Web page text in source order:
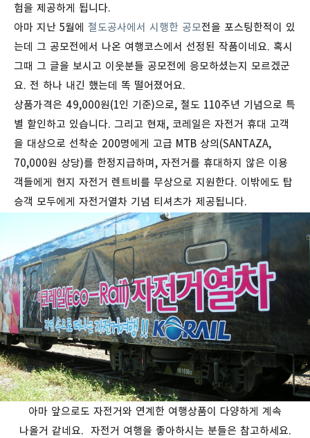
험을 제공하게 됩니다.
아마 지난 5월에 철도공사에서 시행한 공모전을 포스팅한적이 있
는데 그 공모전에서 나온 여행코스에서 선정된 작품이네요. 혹시
그때 그 글을 보시고 이웃분들 공모전에 응모하셨는지 모르겠군
요. 전 하나 내긴 했는데 똑 떨어졌어요.
상품가격은 49,000원(1인 기준)으로, 철도 110주년 기념으로 특
별 할인하고 있습니다. 그리고 현재, 코레일은 자전거 휴대 고객
을 대상으로 선착순 200명에게 고급 MTB 상의(SANTAZA,
70,000원 상당)를 한정지급하며, 자전거를 휴대하지 않은 이용
객들에게 현지 자전거 렌트비를 무상으로 지원한다. 이밖에도 탑
승객 모두에게 자전거열차 기념 티셔츠가 제공됩니다.
아마 앞으로도 자전거와 연계한 여행상품이 다양하게 계속
나올거 같네요. 자전거 여행을 좋아하시는 분들은 참고하세요.